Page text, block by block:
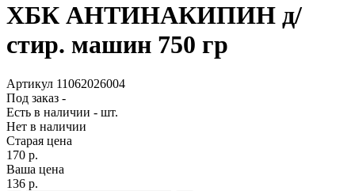
ХБК АНТИНАКИПИН д/
стир. машин 750 гр
Артикул 11062026004
Под заказ -
Есть в наличии - шт.
Нет в наличии
Старая цена
170 р.
Ваша цена
136 р.